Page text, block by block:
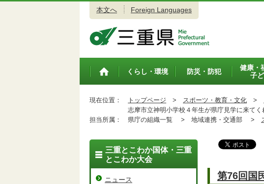
本文へ Foreign Languages
トップペ
くらし・環境 防災・防犯
健康・
子
現在位置： トップページ > スポーツ・教育・文化 >
志摩市立神明小学校４年生が県庁見学に来てく
担当所属：
県庁の組織一覧 > 地域連携・交通部 >
第76回国
三重とこわか国体・三重
とこわか大会
ニュース